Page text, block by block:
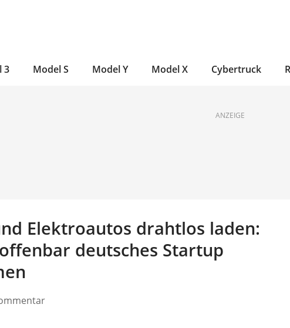
3 Model S Model Y Model X Cybertruck
ANZEIGE
Elektroautos drahtlos laden:
deutsches Startup